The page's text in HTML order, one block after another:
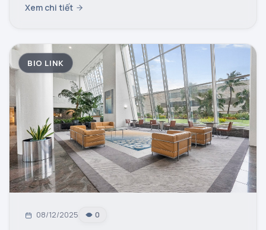
Xem chi tiết
BIO LINK
08/12/2025 0